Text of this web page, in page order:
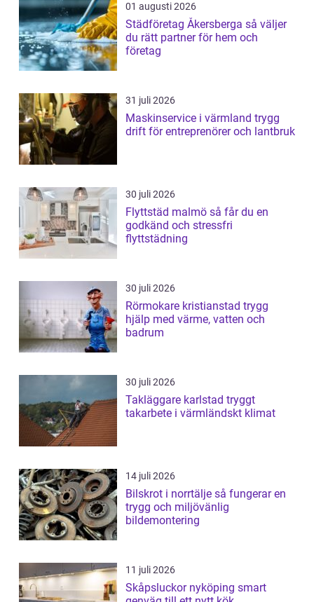
01 augusti 2026
Städföretag Åkersberga så väljer
du rätt partner för hem och
företag
31 juli 2026
Maskinservice i värmland trygg
drift för entreprenörer och lantbruk
30 juli 2026
Flyttstäd malmö så får du en
godkänd och stressfri
flyttstädning
30 juli 2026
Rörmokare kristianstad trygg
hjälp med värme, vatten och
badrum
30 juli 2026
Takläggare karlstad tryggt
takarbete i värmländskt klimat
14 juli 2026
Bilskrot i norrtälje så fungerar en
trygg och miljövänlig
bildemontering
11 juli 2026
Skåpsluckor nyköping smart